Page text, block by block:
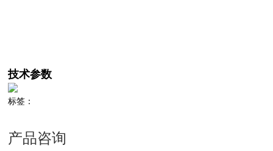
技术参数
标签：
产品咨询